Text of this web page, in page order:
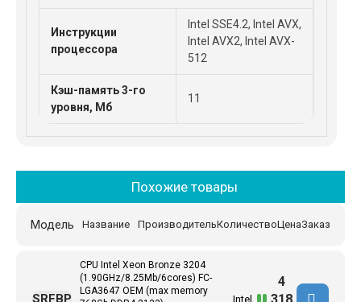
Инструкции
процессора
Intel SSE4.2, Intel AVX,
Intel AVX2, Intel AVX-
512
Кэш-память 3-го
уровня, Мб
11
Похожие товары
Название Производитель
Модель КоличествоЦенаЗаказ
CPU Intel Xeon Bronze 3204
(1.90GHz/8.25Mb/6cores) FC-
LGA3647 ОЕМ (max memory
Intel
SRFBP
4
318